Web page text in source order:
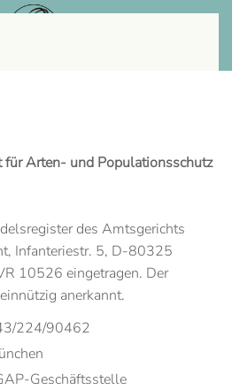
Arten- und Populationsschutz
des Amtsgerichts
Infanteriestr. 5, D-80325
10526 eingetragen. Der
anerkannt.
224/90462
Geschäftsstelle